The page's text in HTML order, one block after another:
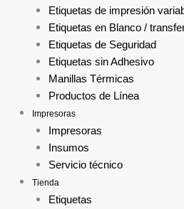
Etiquetas de impresión
Etiquetas en Blanco /
Etiquetas de Seguridad
Etiquetas sin Adhesivo
Manillas Térmicas
Productos de Línea
Impresoras
Impresoras
Insumos
Servicio técnico
Tienda
Etiquetas